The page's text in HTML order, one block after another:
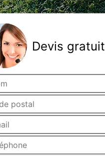
Devis gratuit